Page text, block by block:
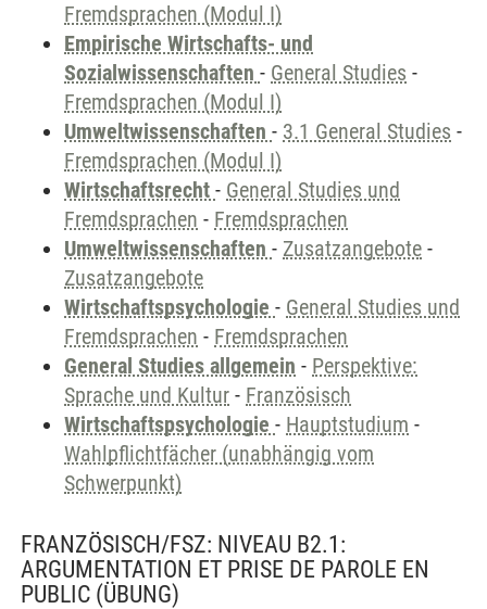
Fremdsprachen (Modul I)
Empirische Wirtschafts- und
Sozialwissenschaften - General Studies -
Fremdsprachen (Modul I)
Umweltwissenschaften - 3.1 General Studies -
Fremdsprachen (Modul I)
Wirtschaftsrecht - General Studies und
Fremdsprachen - Fremdsprachen
Umweltwissenschaften - Zusatzangebote -
Zusatzangebote
Wirtschaftspsychologie - General Studies und
Fremdsprachen - Fremdsprachen
General Studies allgemein - Perspektive:
Sprache und Kultur - Französisch
Wirtschaftspsychologie - Hauptstudium -
Wahlpflichtfächer (unabhängig vom
Schwerpunkt)
FRANZÖSISCH/FSZ: NIVEAU B2.1:
ARGUMENTATION ET PRISE DE PAROLE EN
PUBLIC (ÜBUNG)